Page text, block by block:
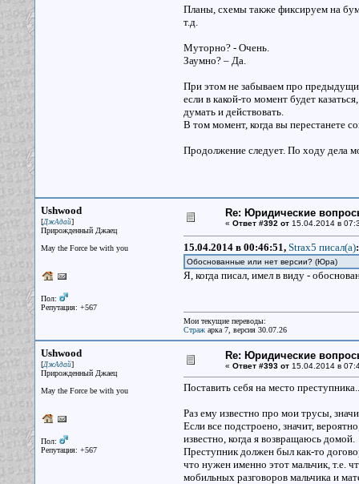
Планы, схемы также фиксируем на
т.д.
Муторно? - Очень.
Заумно? – Да.
При этом не забываем про
если в какой-то момент будет
думать и действовать.
В том момент, когда вы перестанете
Продолжение следует. По ходу дела
Ushwood
[ДжАдай]
Прирожденный Джаец
May the Force be with you
Пол:
Репутация: +567
Re: Юридические
« Ответ #392 от15.04.2014 в
15.04.2014 в 00:46:51, Strax5 писал(a):
Обоснованные или нет версии? (Юра)
Я, когда писал, имел в виду -
Мои текущие переводы:
Стражарка 7, версия 30.07.26
Ushwood
[ДжАдай]
Прирожденный Джаец
May the Force be with you
Пол:
Репутация: +567
Re: Юридические
« Ответ #393 от15.04.2014 в
Поставить себя на место
Раз ему известно про мои трусы,
Если все подстроено, значит,
известно, когда я возвращаюсь домой.
Преступник должен был как-то
что нужен именно этот мальчик, т.е.
мобильных разговоров мальчика и